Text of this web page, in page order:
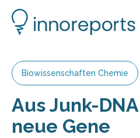
Biowissenschaften Chemie
Aus Junk-
neue Gene